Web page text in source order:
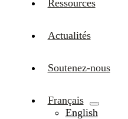
Ressources
Actualités
Soutenez-nous
Français
English